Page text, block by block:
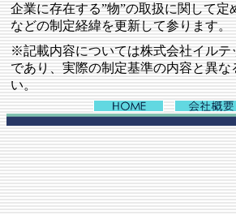
企業に存在する”物”の取扱に関して
などの制定経緯を更新して参ります。
※記載内容については株式会社イル
であり、実際の制定基準の内容と異
い。